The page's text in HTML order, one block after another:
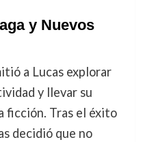
y Nuevos
a Lucas explorar
y llevar su
ficción. Tras el éxito
decidió que no